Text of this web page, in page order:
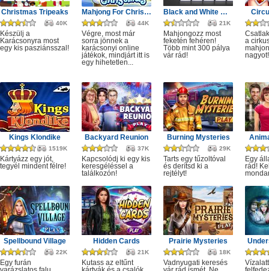
Christmas Tripeaks
40K
Készülj a
Karácsonyra most
egy kis pasziánsszal!
Mahjong For Christmas
44K
Végre, most már
sorra jönnek a
karácsonyi online
játékok, mindjárt itt is
egy hihetetlen...
Black and White Mahjong 3
21K
Mahjongozz most
feketén fehéren!
Több mint 300 pálya
vár rád!
a
nagyot!
Kings Klondike
1519K
Kártyázz egy jót,
tegyél mindent félre!
Backyard Reunion
37K
Kapcsolódj ki egy kis
keresgéléssel a
találkozón!
Burning Mysteries
29K
Tarts egy tűzoltóval
és derítsd ki a
rejtélyt!
Egy
rád!
Spellbound Village
22K
Egy furán
Hidden Cards
21K
Kutass az eltűnt
Prairie Mysteries
18K
Vadnyugati keresés